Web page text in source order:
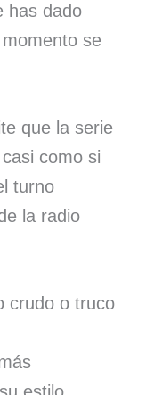
has dado
se
que la serie
como si
turno
la radio
crudo o truco